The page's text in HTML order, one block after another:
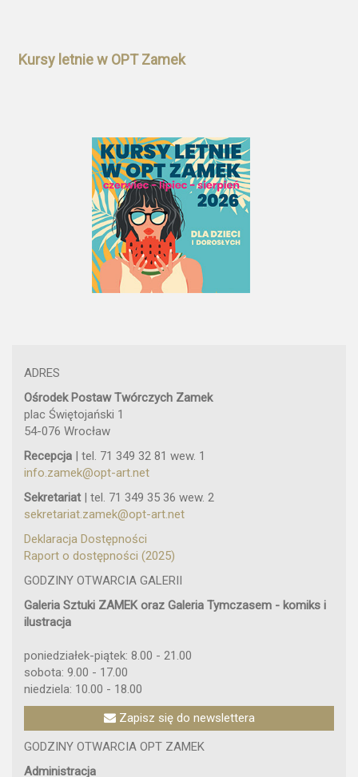
Kursy letnie w OPT Zamek
ADRES
Ośrodek Postaw Twórczych Zamek
plac Świętojański 1
54-076 Wrocław
Recepcja | tel. 71 349 32 81 wew. 1
info.zamek@opt-art.net
Sekretariat | tel. 71 349 35 36 wew. 2
sekretariat.zamek@opt-art.net
Deklaracja Dostępności
Raport o dostępności (2025)
GODZINY OTWARCIA GALERII
Galeria Sztuki ZAMEK oraz Galeria Tymczasem - komiks i
ilustracja
poniedziałek-piątek: 8.00 - 21.00
sobota: 9.00 - 17.00
niedziela: 10.00 - 18.00
Zapisz się do newslettera
GODZINY OTWARCIA OPT ZAMEK
Administracja